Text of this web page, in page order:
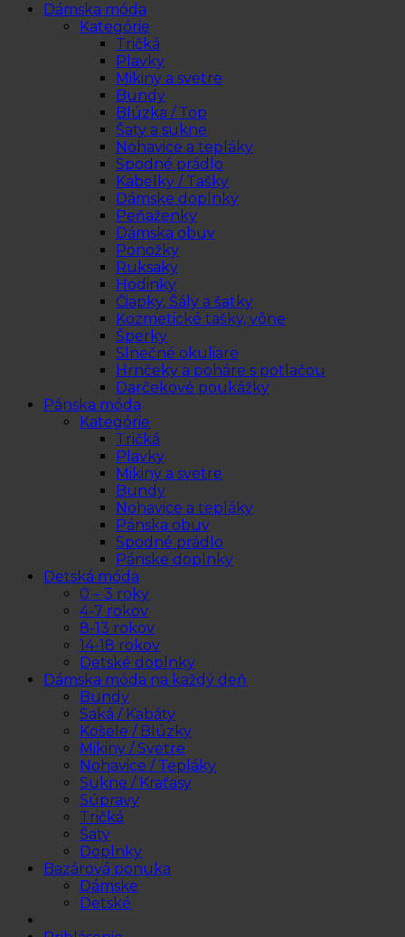
Dámska móda
Kategórie
Tričká
Plavky
Mikiny a svetre
Bundy
Blúzka / Top
Šaty a sukne
Nohavice a tepláky
Spodné prádlo
Kabelky / Tašky
Dámske doplnky
Peňaženky
Dámska obuv
Ponožky
Ruksaky
Hodinky
Čiapky, Šály a šatky
Kozmetické tašky, vône
Šperky
Slnečné okuliare
Hrnčeky a poháre s potlačou
Darčekové poukážky
Pánska móda
Kategórie
Tričká
Plavky
Mikiny a svetre
Bundy
Nohavice a tepláky
Pánska obuv
Spodné prádlo
Pánske doplnky
Detská móda
0 – 3 roky
4-7 rokov
8-13 rokov
14-18 rokov
Detské doplnky
Dámska móda na každý deň
Bundy
Saká / Kabáty
Košele / Blúzky
Mikiny / Svetre
Nohavice / Tepláky
Sukne / Kraťasy
Súpravy
Tričká
Šaty
Doplnky
Bazárová ponuka
Dámske
Detské